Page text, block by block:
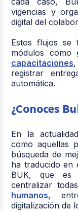
vigencias y
digital del
Estos flujos se
módulos como
capacitaciones,
registrar
automática.
¿Conoces
En la
como aquellas
búsqueda de
ha traducido en
BUK, que es
centralizar
humanos,
digitalización de